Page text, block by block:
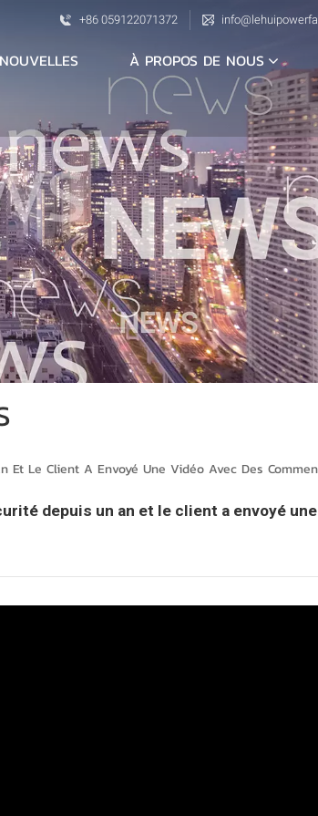
+86 059122071372
NOUVELLES À PROPOS DE NOUS
Et Le Client A Envoyé Une Vidéo Avec Des
depuis un an et le client a envoyé